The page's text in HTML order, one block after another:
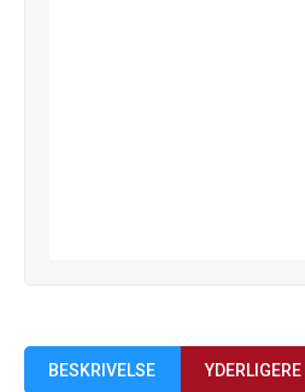
BESKRIVELSE